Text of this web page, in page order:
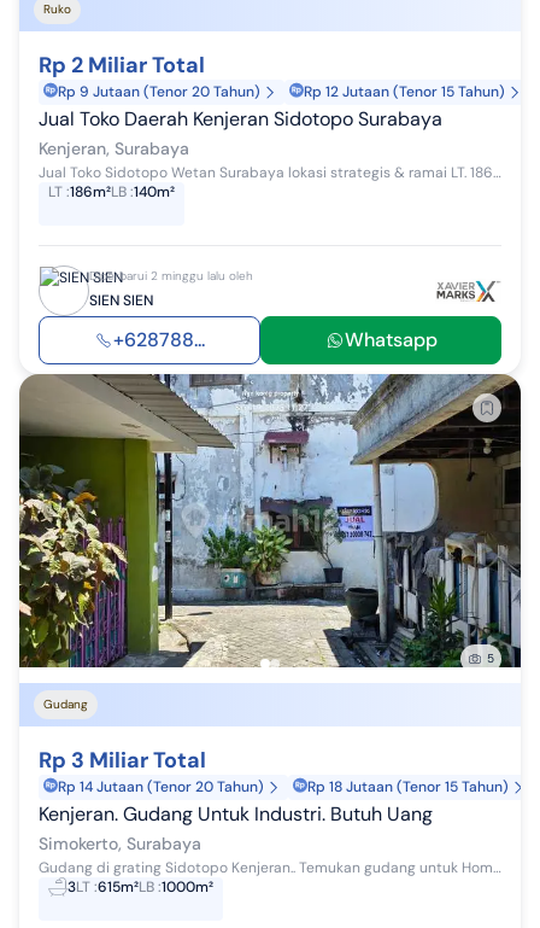
Ruko
Rp 2 Miliar Total
Rp 9 Jutaan (Tenor 20 Tahun) Rp 12 Jutaan (Tenor 15 Tahun)
Jual Toko Daerah Kenjeran Sidotopo Surabaya
Kenjeran, Surabaya
Jual Toko Sidotopo Wetan Surabaya lokasi strategis & ramai LT. 186 m LB. 140 m. SHM Harga Rp. 2.000.000.000
LT:186m²LB:140m²
Diperbarui 2 minggu lalu oleh
SIEN SIEN
+628788... Whatsapp
5
Gudang
Rp 3 Miliar Total
Rp 14 Jutaan (Tenor 20 Tahun) Rp 18 Jutaan (Tenor 15 Tahun)
Kenjeran. Gudang Untuk Industri. Butuh Uang
Simokerto, Surabaya
Gudang di grating Sidotopo Kenjeran.. Temukan gudang untuk Home Industri. Spesifikasi Utama Properti: - Kamar Mandi: 3 - Sertifikat: SHM - Se...
3LT:615m²LB:1000m²